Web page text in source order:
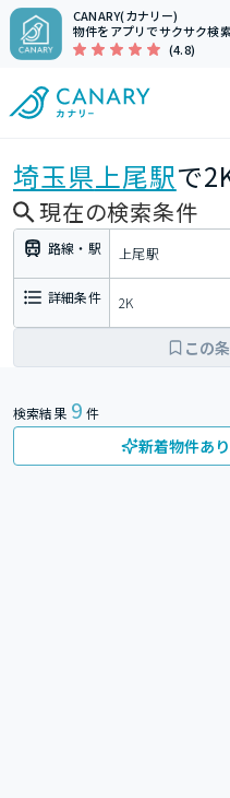
CANARY(カナリー)
物件をアプリでサクサク検
(4.8)
埼玉県上尾駅で
現在の検索条件
路線・駅 上尾駅
詳細条件 2K
この
検索結果 9 件
新着物件あ